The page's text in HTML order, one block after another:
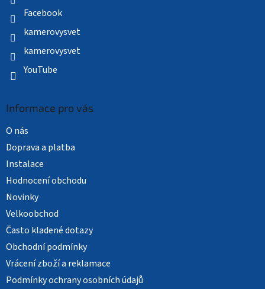
Facebook
kamerovysvet
kamerovysvet
YouTube
Informace pro vás
O nás
Doprava a platba
Instalace
Hodnocení obchodu
Novinky
Velkoobchod
Často kladené dotazy
Obchodní podmínky
Vrácení zboží a reklamace
Podmínky ochrany osobních údajů